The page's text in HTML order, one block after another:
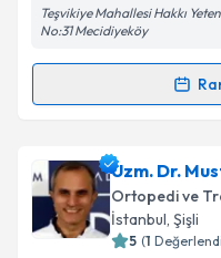
Kişisel
'ni
kapsamda
Teşvikiye Mahallesi Hakkı
No:31 Mecidiyeköy
Randevu
Op. Dr. Salih
oluşturun. Size bu
takvim
Uzm. Dr.
Ortopedi ve
İstanbul, Şişli
5 (1